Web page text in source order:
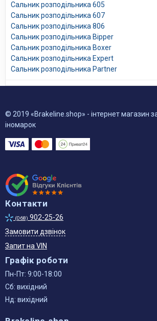
Сальник розподільника 605
Сальник розподільника 607
Сальник розподільника 806
Сальник розподільника Bipper
Сальник розподільника Boxer
Сальник розподільника Expert
Сальник розподільника Partner
© 2019 «Brakeline.shop» - інтернет магазин
іномарок
Контакти
(068) 902-25-26
Замовити дзвінок
Запит на VIN
Графік роботи
Пн-Пт: 9:00-18:00
Сб: вихідний
Нд: вихідний